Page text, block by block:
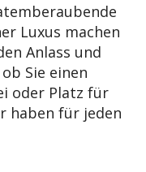
Luxus machen
Anlass und
Sie einen
oder Platz für
haben für jeden